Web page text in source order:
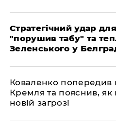
Стратегічний удар
"порушив табу" та
Зеленського у
Коваленко попередив
Кремля та пояснив, як
новій загрозі